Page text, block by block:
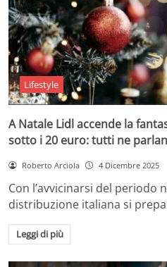
Lifestyle
A Natale Lidl accende la
sotto i 20 euro: tutti ne
Roberto Arciola 4 Dicembre 2025
Con l’avvicinarsi del periodo
distribuzione italiana si
Leggi di più